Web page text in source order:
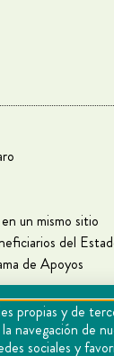
un mismo sitio
del
de Apoyos
propias y de
navegación de
sociales y